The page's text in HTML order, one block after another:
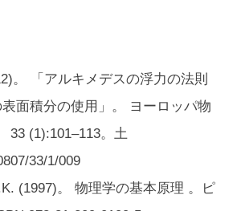
。 「アルキメデスの浮力の法則
面積分の使用」。
ヨーロッパ物
33 (1):101–113。土
33/1/009
(1997)。 物理学の基本原理 。ピ